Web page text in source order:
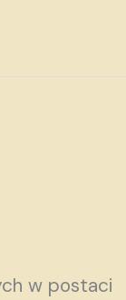
w postaci